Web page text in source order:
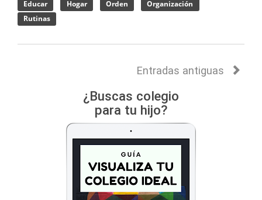
Educar
Hogar Orden
Organización
Rutinas
Entradas antiguas
¿Buscas colegio
para tu hijo?